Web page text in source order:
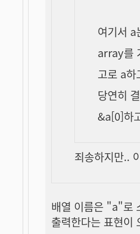
여기서 a
array를
고로 a
당연히
&a[0]하
죄송하지만..
배열 이름은 "a"로
출력한다는 표현이